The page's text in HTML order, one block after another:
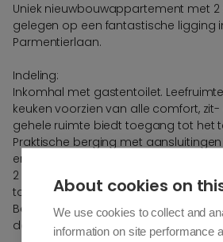
Uniek nieuwbouwappartement met
gelegen op een fantastische ligging
Parmentierlaan.
Indeling:
Inkomhal met gastentoilet.
keuken voorzien van alle comfort,
gehele ruimte biedt toegang tot het
Praktische berging met
en droogkast.
2 volwaardige slaapkamers die
tot het terras achteraan.
Badkamer met douche, lavabo en
douchekamer.
About cookies on
We use cookies to collect and
information on site performance